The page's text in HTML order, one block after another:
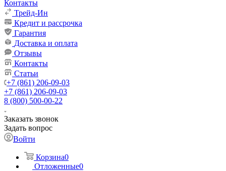
Контакты
Трейд-Ин
Кредит и рассрочка
Гарантия
Доставка и оплата
Отзывы
Контакты
Статьи
+7 (861) 206-09-03
+7 (861) 206-09-03
8 (800) 500-00-22
Заказать звонок
Задать вопрос
Войти
Корзина0
Отложенные0